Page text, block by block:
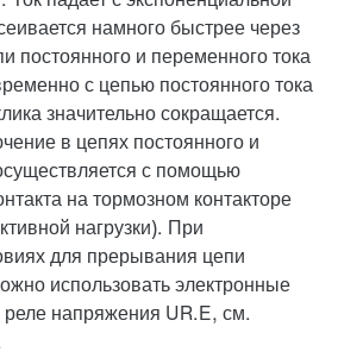
намного быстрее через
постоянного и переменного тока
с цепью постоянного тока
значительно сокращается.
в цепях постоянного и
с помощью
на тормозном контакторе
нагрузки). При
для прерывания цепи
использовать электронные
реле напряжения UR.E, см.